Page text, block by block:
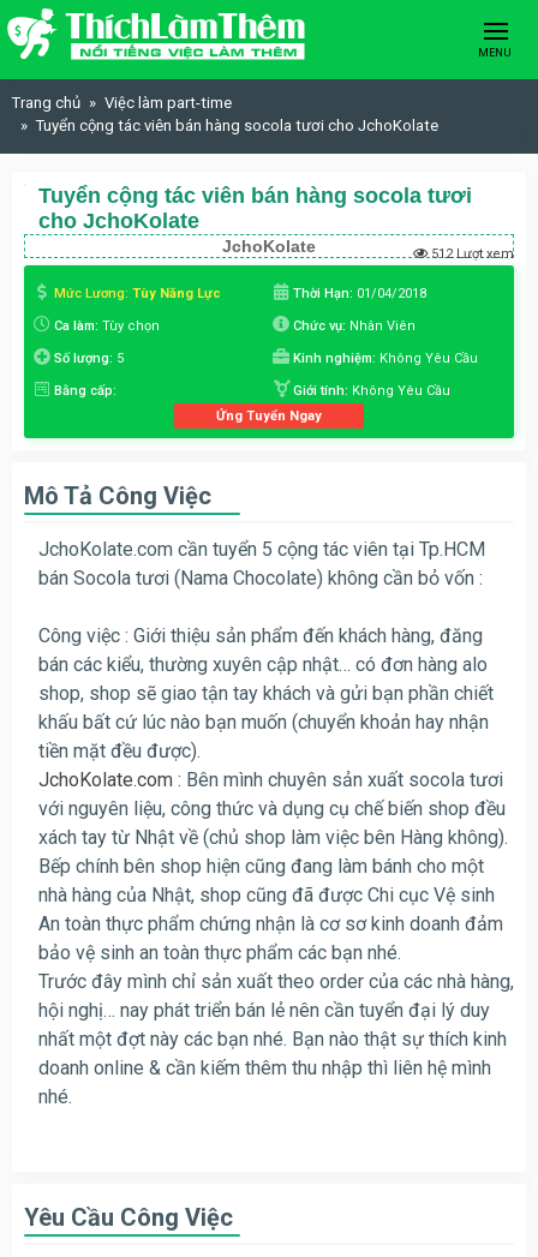
Skip to content
MENU
Trang chủ
Việc làm part-time
Tuyển cộng tác viên bán hàng socola tươi cho JchoKolate
Tuyển cộng tác viên bán hàng socola tươi
cho JchoKolate
JchoKolate 512 Lượt xem
Mức Lương: Tùy Năng Lực Thời Hạn: 01/04/2018
Ca làm: Tùy chọn Chức vụ: Nhân Viên
Số lượng: 5 Kinh nghiệm: Không Yêu Cầu
Bằng cấp: Giới tính: Không Yêu Cầu
Ứng Tuyển Ngay
Mô Tả Công Việc
JchoKolate.com cần tuyển 5 cộng tác viên tại Tp.HCM
bán Socola tươi (Nama Chocolate) không cần bỏ vốn :
Công việc : Giới thiệu sản phẩm đến khách hàng, đăng
bán các kiểu, thường xuyên cập nhật… có đơn hàng alo
shop, shop sẽ giao tận tay khách và gửi bạn phần chiết
khấu bất cứ lúc nào bạn muốn (chuyển khoản hay nhận
tiền mặt đều được).
JchoKolate.com : Bên mình chuyên sản xuất socola tươi
với nguyên liệu, công thức và dụng cụ chế biến shop đều
xách tay từ Nhật về (chủ shop làm việc bên Hàng không).
Bếp chính bên shop hiện cũng đang làm bánh cho một
nhà hàng của Nhật, shop cũng đã được Chi cục Vệ sinh
An toàn thực phẩm chứng nhận là cơ sơ kinh doanh đảm
bảo vệ sinh an toàn thực phẩm các bạn nhé.
Trước đây mình chỉ sản xuất theo order của các nhà hàng,
hội nghị… nay phát triển bán lẻ nên cần tuyển đại lý duy
nhất một đợt này các bạn nhé. Bạn nào thật sự thích kinh
doanh online & cần kiếm thêm thu nhập thì liên hệ mình
nhé.
Yêu Cầu Công Việc